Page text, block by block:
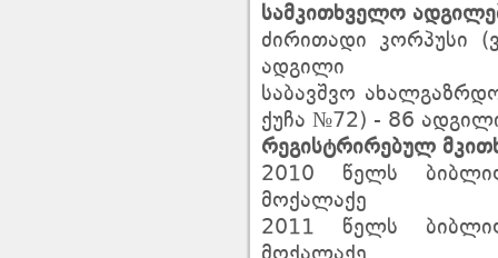
სამკითხველო
ძირითადი კორპუსი
ადგილი
საბავშვო
ქუჩა №72) - 86
რეგისტრირებულ
2010 წელს
მოქალაქე
2011 წელს